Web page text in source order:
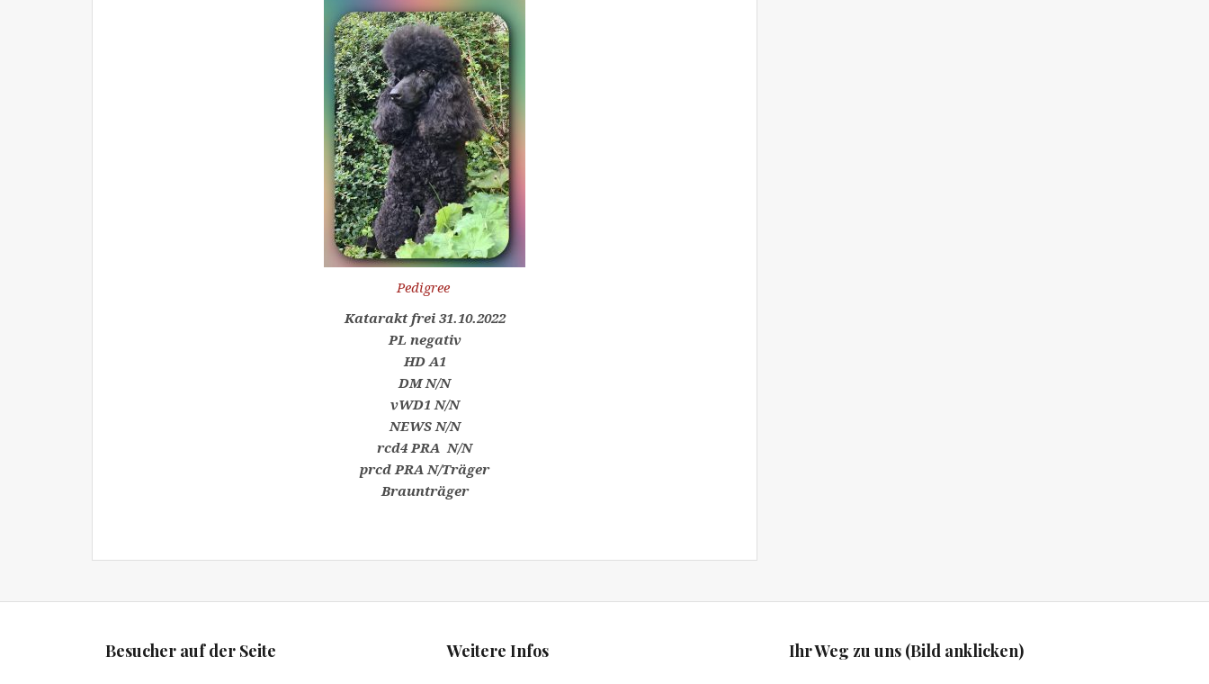
Pedigree
Katarakt frei 31.10.2022
PL negativ
HD A1
DM N/N
vWD1 N/N
NEWS N/N
rcd4 PRA N/N
prcd PRA N/Träger
Braunträger
Besucher auf der Seite Weitere Infos Ihr Weg zu uns (Bild anklicken)